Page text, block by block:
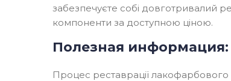
забезпечуєте собі довготривалий
компоненти за доступною ціною.
Полезная информация:
Процес реставрації